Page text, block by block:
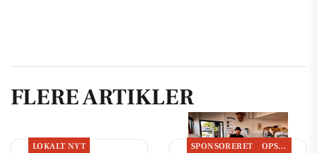
FLERE ARTIKLER
LOKALT NYT SPONSORERET OPSLAGSTAVLEN